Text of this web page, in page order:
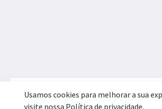
Forma de Pagamento